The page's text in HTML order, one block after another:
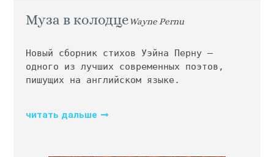
Муза в колодцеWayne Pernu
Новый сборник стихов Уэйна Перну —
одного из лучших современных поэтов,
пишущих на английском языке.
читать дальше